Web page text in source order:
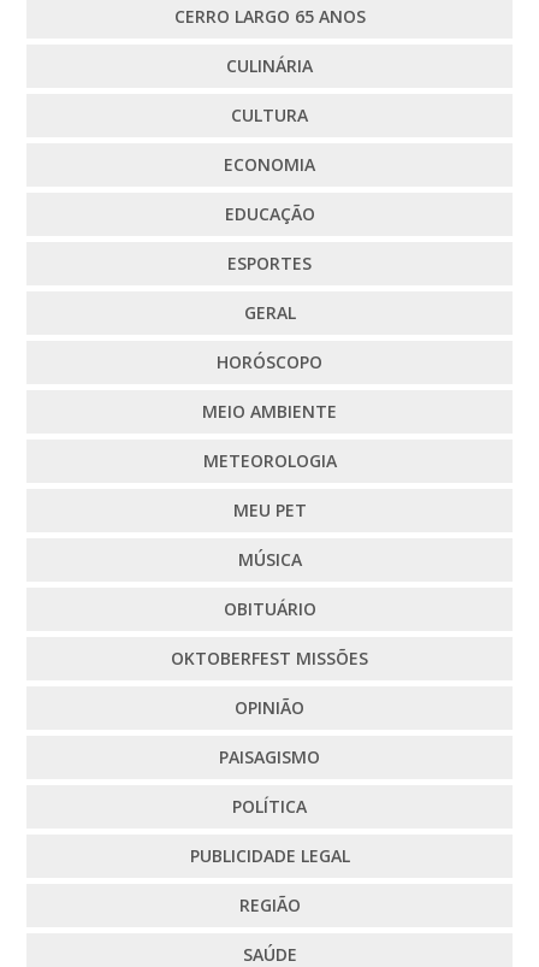
CERRO LARGO 65 ANOS
CULINÁRIA
CULTURA
ECONOMIA
EDUCAÇÃO
ESPORTES
GERAL
HORÓSCOPO
MEIO AMBIENTE
METEOROLOGIA
MEU PET
MÚSICA
OBITUÁRIO
OKTOBERFEST MISSÕES
OPINIÃO
PAISAGISMO
POLÍTICA
PUBLICIDADE LEGAL
REGIÃO
SAÚDE